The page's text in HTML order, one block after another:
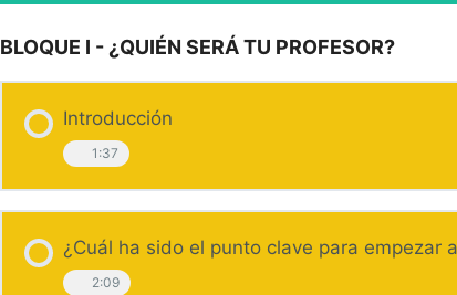
BLOQUE I - ¿QUIÉN SERÁ TU PROFESOR?
Introducción
1:37
¿Cuál ha sido el punto clave para empezar
2:09